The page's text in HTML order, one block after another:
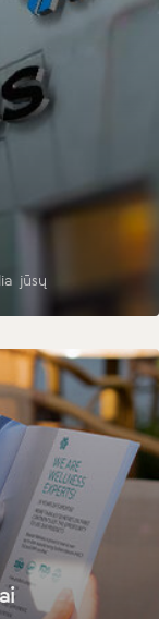
jūsų